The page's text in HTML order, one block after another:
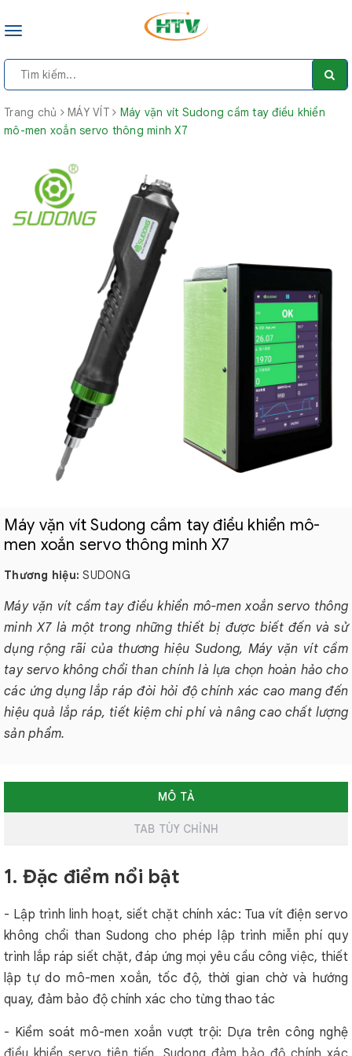
Toggle
Trang chủ MÁY VÍT
Máy vặn vít Sudong cầm tay điều khiển
mô-men xoắn servo thông minh X7
Máy vặn vít Sudong cầm tay điều khiển mô-
men xoắn servo thông minh X7
Thương hiệu: SUDONG
Máy vặn vít cầm tay điều khiển mô-men xoắn servo thông
minh X7 là một trong những thiết bị được biết đến và sử
dụng rộng rãi của thương hiệu Sudong, Máy vặn vít cầm
tay servo không chổi than chính là lựa chọn hoàn hảo cho
các ứng dụng lắp ráp đòi hỏi độ chính xác cao mang đến
hiệu quả lắp ráp, tiết kiệm chi phí và nâng cao chất lượng
sản phẩm.
MÔ TẢ
TAB TÙY CHỈNH
1. Đặc điểm nổi bật
- Lập trình linh hoạt, siết chặt chính xác: Tua vít điện servo
không chổi than Sudong cho phép lập trình miễn phí quy
trình lắp ráp siết chặt, đáp ứng mọi yêu cầu công việc, thiết
lập tự do mô-men xoắn, tốc độ, thời gian chờ và hướng
quay, đảm bảo độ chính xác cho từng thao tác
- Kiểm soát mô-men xoắn vượt trội: Dựa trên công nghệ